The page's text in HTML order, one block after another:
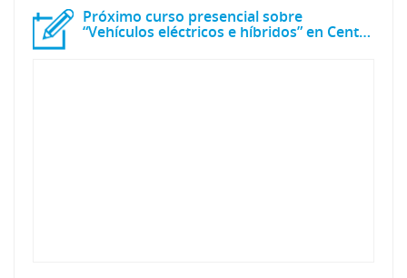
Próximo curso presencial sobre
“Vehículos eléctricos e híbridos” en Centro Zaragoza